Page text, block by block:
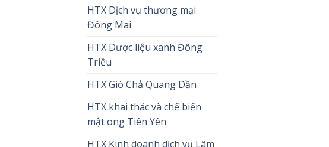
HTX Dịch vụ thương mại
Đông Mai
HTX Dược liệu xanh Đông
Triều
HTX Giò Chả Quang Dần
HTX khai thác và chế biến
mật ong Tiên Yên
HTX Kinh doanh dịch vụ Lâm